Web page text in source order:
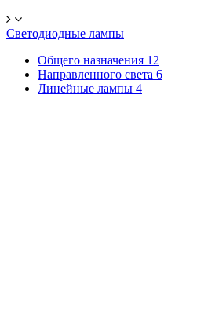
Светодиодные лампы
Общего назначения 12
Направленного света 6
Линейные лампы 4